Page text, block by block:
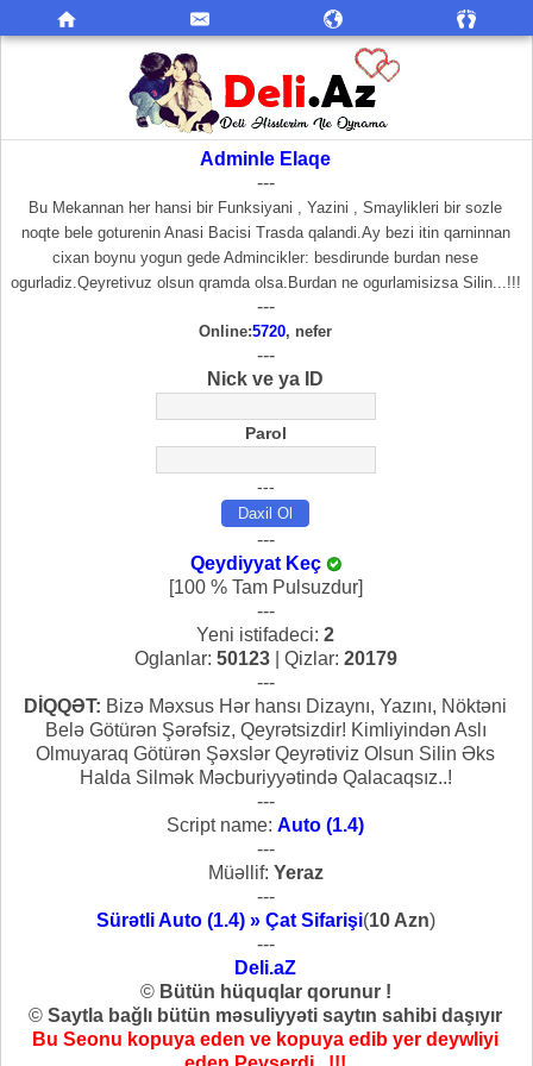
Adminle Elaqe
---
Bu Mekannan her hansi bir Funksiyani , Yazini , Smaylikleri bir sozle
noqte bele goturenin Anasi Bacisi Trasda qalandi.Ay bezi itin qarninnan
cixan boynu yogun gede Admincikler: besdirunde burdan nese
ogurladiz.Qeyretivuz olsun qramda olsa.Burdan ne ogurlamisizsa Silin...!!!
---
Online:5720, nefer
---
Nick ve ya ID
Parol
---
---
Qeydiyyat Keç
[100 % Tam Pulsuzdur]
---
Yeni istifadeci: 2
Oglanlar: 50123| Qizlar: 20179
---
DİQQƏT: Bizə Məxsus Hər hansı Dizaynı, Yazını, Nöktəni
Belə Götürən Şərəfsiz, Qeyrətsizdir! Kimliyindən Aslı
Olmuyaraq Götürən Şəxslər Qeyrətiviz Olsun Silin Əks
Halda Silmək Məcburiyyətində Qalacaqsız..!
---
Script name: Auto (1.4)
---
Müəllif: Yeraz
---
Sürətli Auto (1.4) » Çat Sifarişi(10 Azn)
---
Deli.aZ
© Bütün hüquqlar qorunur !
© Saytla bağlı bütün məsuliyyəti saytın sahibi daşıyır
Bu Seonu kopuya eden ve kopuya edib yer deywliyi